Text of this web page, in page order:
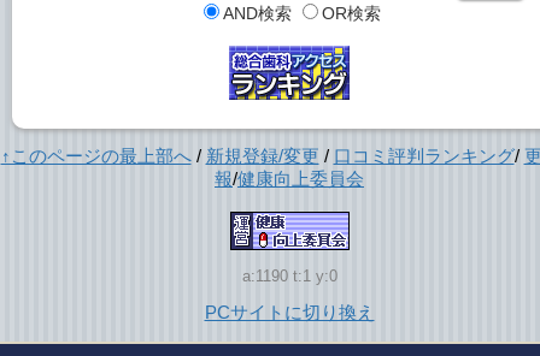
AND検索 OR検索
↑このページの最上部へ/ 新規登録/変更 / 口コミ評判ランキング/
報/健康向上委員会
a:1190 t:1 y:0
PCサイトに切り換え